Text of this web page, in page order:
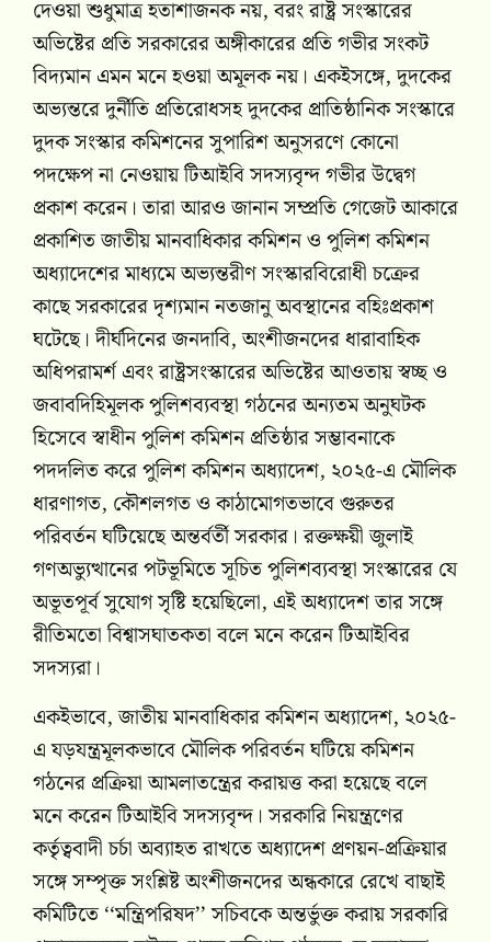
দেওয়া শুধুমাত্র হতাশাজনক নয়, বরং রাষ্ট্র সংস্কারের
অভিষ্টের প্রতি সরকারের অঙ্গীকারের প্রতি গভীর সংকট
বিদ্যমান এমন মনে হওয়া অমূলক নয়। একইসঙ্গে, দুদকের
অভ্যন্তরে দুর্নীতি প্রতিরোধসহ দুদকের প্রাতিষ্ঠানিক সংস্কারে
দুদক সংস্কার কমিশনের সুপারিশ অনুসরণে কোনো
পদক্ষেপ না নেওয়ায় টিআইবি সদস্যবৃন্দ গভীর উদ্বেগ
প্রকাশ করেন। তারা আরও জানান সম্প্রতি গেজেট আকারে
প্রকাশিত জাতীয় মানবাধিকার কমিশন ও পুলিশ কমিশন
অধ্যাদেশের মাধ্যমে অভ্যন্তরীণ সংস্কারবিরোধী চক্রের
কাছে সরকারের দৃশ্যমান নতজানু অবস্থানের বহিঃপ্রকাশ
ঘটেছে। দীর্ঘদিনের জনদাবি, অংশীজনদের ধারাবাহিক
অধিপরামর্শ এবং রাষ্ট্রসংস্কারের অভিষ্টের আওতায় স্বচ্ছ ও
জবাবদিহিমূলক পুলিশব্যবস্থা গঠনের অন্যতম অনুঘটক
হিসেবে স্বাধীন পুলিশ কমিশন প্রতিষ্ঠার সম্ভাবনাকে
পদদলিত করে পুলিশ কমিশন অধ্যাদেশ, ২০২৫-এ মৌলিক
ধারণাগত, কৌশলগত ও কাঠামোগতভাবে গুরুতর
পরিবর্তন ঘটিয়েছে অন্তর্বর্তী সরকার। রক্তক্ষয়ী জুলাই
গণঅভ্যুত্থানের পটভূমিতে সূচিত পুলিশব্যবস্থা সংস্কারের যে
অভূতপূর্ব সুযোগ সৃষ্টি হয়েছিলো, এই অধ্যাদেশ তার সঙ্গে
রীতিমতো বিশ্বাসঘাতকতা বলে মনে করেন টিআইবির
সদস্যরা।
একইভাবে, জাতীয় মানবাধিকার কমিশন অধ্যাদেশ, ২০২৫-
এ যড়যন্ত্রমূলকভাবে মৌলিক পরিবর্তন ঘটিয়ে কমিশন
গঠনের প্রক্রিয়া আমলাতন্ত্রের করায়ত্ত করা হয়েছে বলে
মনে করেন টিআইবি সদস্যবৃন্দ। সরকারি নিয়ন্ত্রণের
কর্তৃত্ববাদী চর্চা অব্যাহত রাখতে অধ্যাদেশ প্রণয়ন-প্রক্রিয়ার
সঙ্গে সম্পৃক্ত সংশ্লিষ্ট অংশীজনদের অন্ধকারে রেখে বাছাই
কমিটিতে ‘‘মন্ত্রিপরিষদ’’ সচিবকে অন্তর্ভুক্ত করায় সরকারি